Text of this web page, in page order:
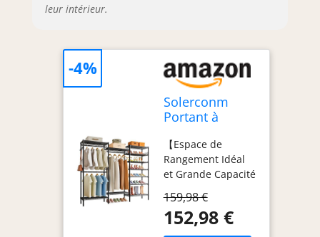
tout cela rend
cette penderie à
vêtements solide,
【Application
Multi-Scènes】En
tant qu'une
étagère de
rangement tout-
en-un pour les
vêtements et les
chaussures, elle
peut ranger tous
leur intérieur.
Solerconm
Portant à
avec Étagères à
Chaussures,
Porte
Vêtement sur
Pied en Métal
Hauteur
【Espace de
Rangement Idéal
et Grande Capacité
Dimensions: 175(L)
x 40(L) x 195(H) CM.
Grande capacité
159,98 €
152,98 €
-4%